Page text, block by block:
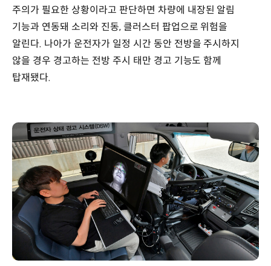
주의가 필요한 상황이라고 판단하면 차량에 내장된 알림
기능과 연동돼 소리와 진동, 클러스터 팝업으로 위험을
알린다. 나아가 운전자가 일정 시간 동안 전방을 주시하지
않을 경우 경고하는 전방 주시 태만 경고 기능도 함께
탑재됐다.